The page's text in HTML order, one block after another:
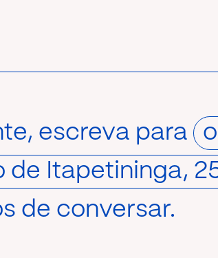
escreva para
de Itapetininga,
de conversar.